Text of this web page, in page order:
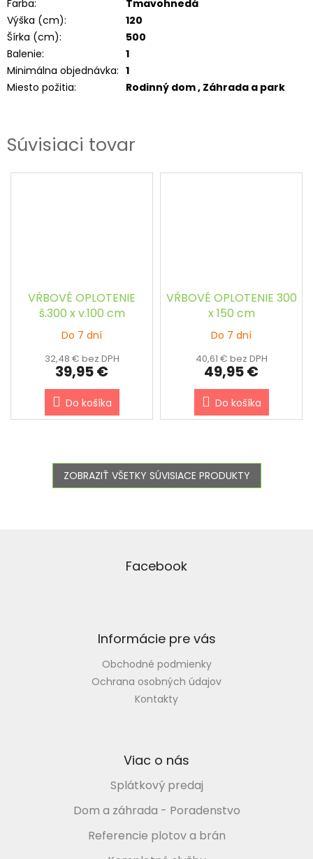
Farba:
Tmavohnedá
Výška (cm):
120
Šírka (cm):
500
Balenie:
1
Minimálna objednávka: 1
Miesto požitia: Rodinný dom , Záhrada a park
Súvisiaci tovar
VŔBOVÉ OPLOTENIE
š.300 x v.100 cm
Do 7 dní
32,48 € bez DPH
39,95 €
Do košíka
VŔBOVÉ OPLOTENIE 300
x 150 cm
Do 7 dní
40,61 € bez DPH
49,95 €
Do košíka
ZOBRAZIŤ VŠETKY SÚVISIACE PRODUKTY
Facebook
Informácie pre vás
Obchodné podmienky
Ochrana osobných údajov
Kontakty
Viac o nás
Splátkový predaj
Dom a záhrada - Poradenstvo
Referencie plotov a brán